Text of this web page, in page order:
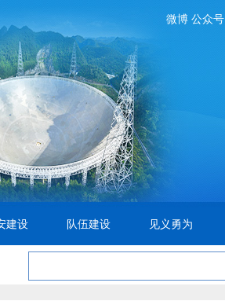
微博 公众号
建设 队伍建设 见义勇为